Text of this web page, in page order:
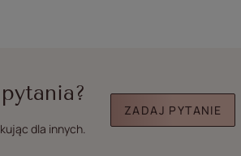
dla innych.
ZADAJ PYTANIE